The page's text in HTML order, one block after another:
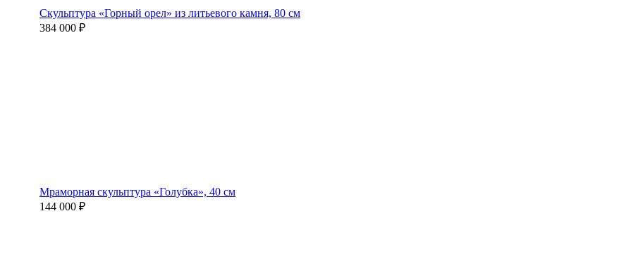
Скульптура «Горный орел» из литьевого камня, 80 см
384 000 ₽
Мраморная скульптура «Голубка», 40 см
144 000 ₽